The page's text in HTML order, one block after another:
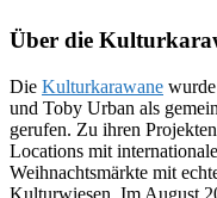
Über die
Die Kulturkarawane
und Toby Urban als
gerufen. Zu ihren
Locations mit
Weihnachtsmärkte mit
Kulturwiesen. Im August